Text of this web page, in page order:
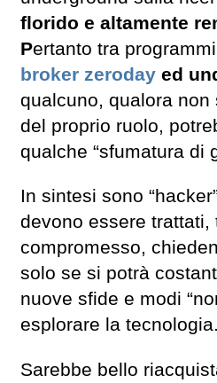
florido e altamente
Pertanto tra
broker zeroday ed
qualcuno, qualora non
del proprio ruolo,
qualche “sfumatura di
In sintesi sono
devono essere trattati,
compromesso,
solo se si potrà
nuove sfide e modi
esplorare la tecnologia.
Sarebbe bello